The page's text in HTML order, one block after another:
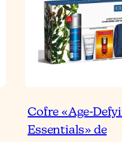
Cofre «Age-
Essentials» de